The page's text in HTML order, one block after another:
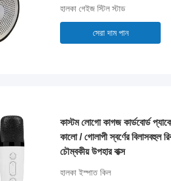
হালকা গেইজ স্টিল স্টাড
সেরা দাম পান
কাস্টম লোগো কাগজ কার্ডবোর্ড
কালো / গোলাপী স্বর্ণের বিলাসবহুল
চৌম্বকীয় উপহার বাক্স
হালকা ইস্পাত কিল